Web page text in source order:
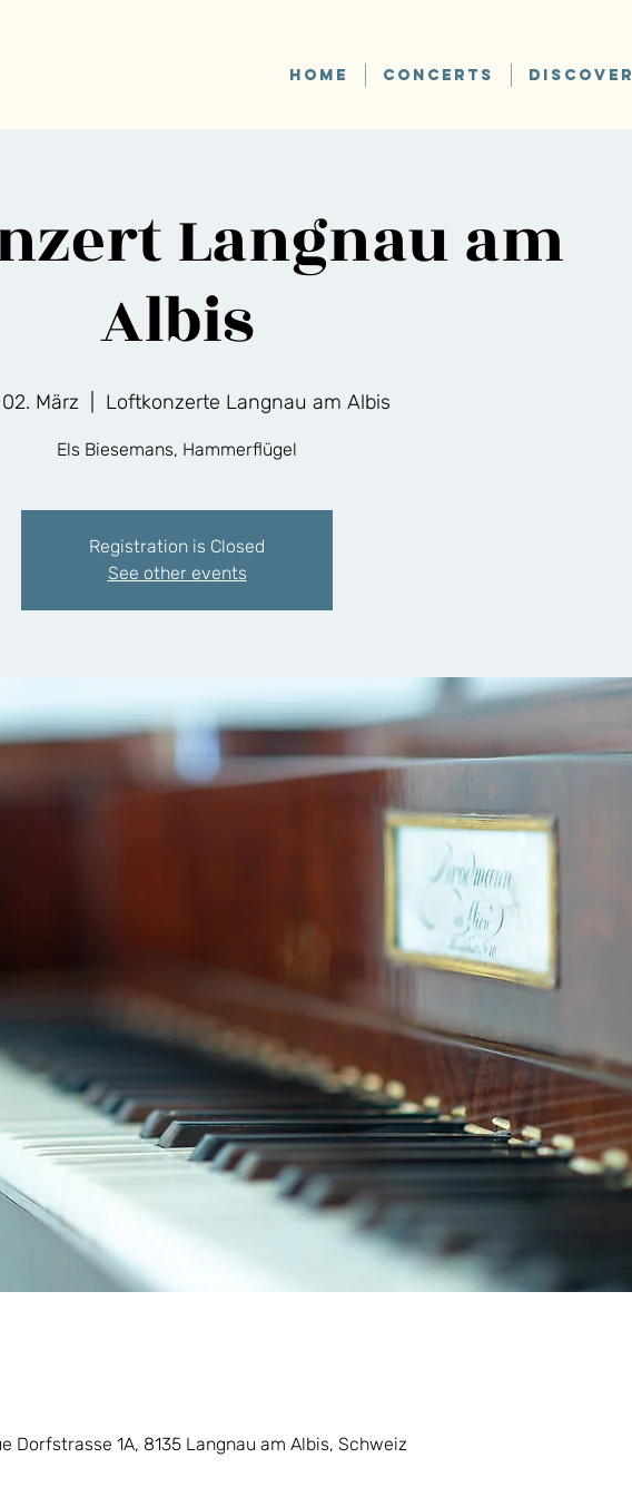
HOME CONCERTS DISCOVER
Langnau am
Albis
März Loftkonzerte Langnau am Albis
Els Biesemans, Hammerflügel
Registration is Closed
See other events
Dorfstrasse 1A, 8135 Langnau am Albis, Schweiz